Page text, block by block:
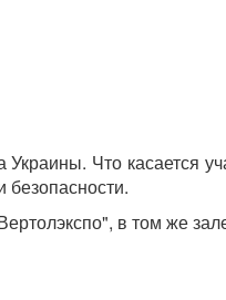
Что касается
безопасности.
в том же